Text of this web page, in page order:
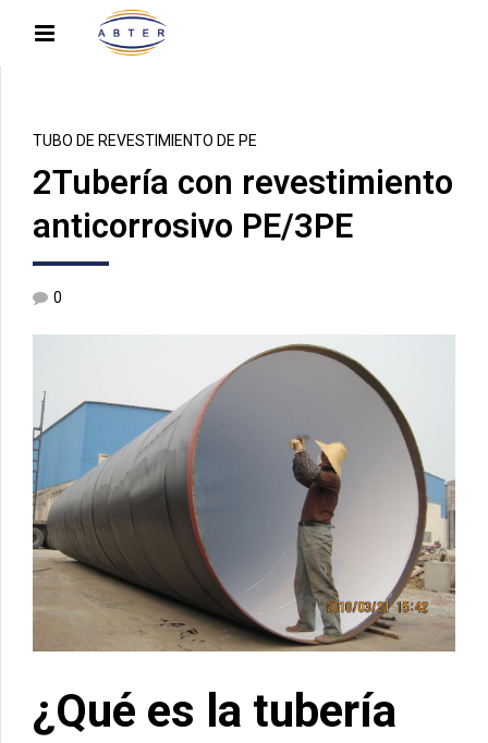
TUBO DE REVESTIMIENTO DE PE
2Tubería con revestimiento
anticorrosivo PE/3PE
0
¿Qué es la tubería